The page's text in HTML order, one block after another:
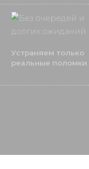
Устраняем только
реальные поломки